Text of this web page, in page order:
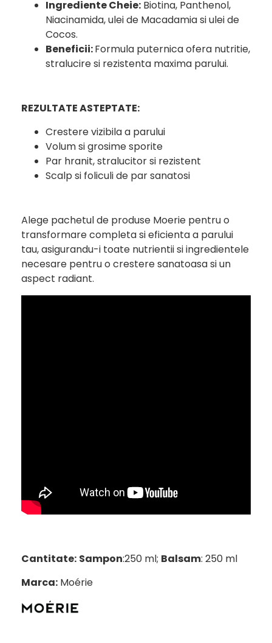
Ingrediente Cheie: Biotina, Panthenol,
Niacinamida, ulei de Macadamia si ulei de
Cocos.
Beneficii:Formula puternica ofera nutritie,
stralucire si rezistenta maxima parului.
REZULTATE ASTEPTATE:
Crestere vizibila a parului
Volum si grosime sporite
Par hranit, stralucitor si rezistent
Scalp si foliculi de par sanatosi
Alege pachetul de produse Moerie pentru o
transformare completa si eficienta a parului
tau, asigurandu-i toate nutrientii si ingredientele
necesare pentru o crestere sanatoasa si un
aspect radiant.
Cantitate: Sampon:250 ml; Balsam: 250 ml
Marca: Moérie